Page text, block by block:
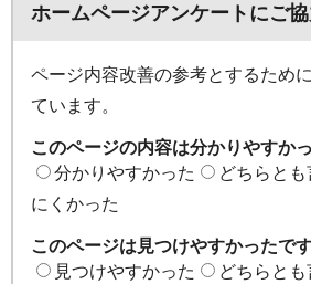
ホームページアンケートにご
ページ内容改善の参考とするため
ています。
このページの内容は分かりやすか
分かりやすかった
どちらと
にくかった
このページは見つけやすかったで
見つけやすかった
どちらと